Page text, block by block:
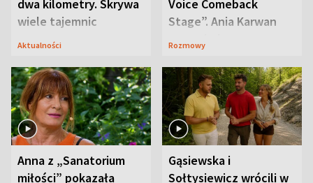
dwa kilometry. Skrywa
wiele tajemnic
Aktualności
Voice Comeback
Stage”. Ania Karwan
zapowiada
Rozmowy
Anna z „Sanatorium
miłości” pokazała
Gąsiewska i
Sołtysiewicz wrócili w